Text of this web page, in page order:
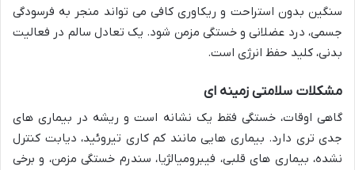
سنگین بدون استراحت و ریکاوری کافی می تواند منجر به فرسودگی
جسمی، درد عضلانی و خستگی مزمن شود. یک تعادل سالم در فعالیت
بدنی، کلید حفظ انرژی است.
مشکلات سلامتی زمینه ای
گاهی اوقات، خستگی فقط یک نشانه است و ریشه در بیماری های
جدی تری دارد. بیماری هایی مانند کم کاری تیروئید، دیابت کنترل
نشده، بیماری های قلبی، فیبرومیالژیا، سندرم خستگی مزمن، و برخی